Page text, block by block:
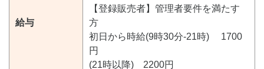
給与
【登録販売者】管理者要件を満たす
方
初日から時給(9時30分-21時) 1700
円
(21時以降) 2200円